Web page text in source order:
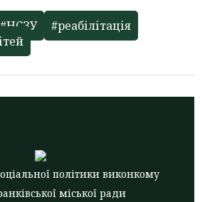
#НСЗУ
#реабілітація
політики виконкому
міської ради